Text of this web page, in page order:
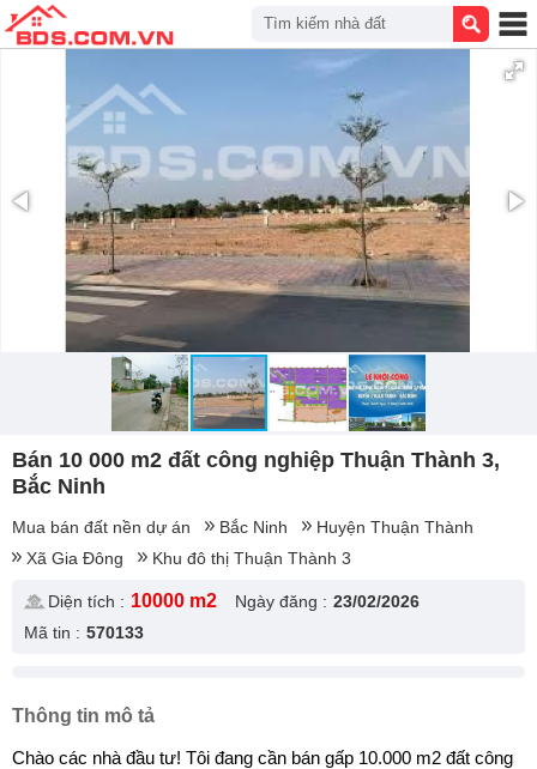
Bán 10 000 m2 đất công nghiệp Thuận Thành 3,
Bắc Ninh
Mua bán đất nền dự án Bắc Ninh
Huyện Thuận Thành
Xã Gia Đông
Khu đô thị Thuận Thành 3
Diện tích : 10000 m2 Ngày đăng : 23/02/2026
Mã tin : 570133
Thông tin mô tả
Chào các nhà đầu tư! Tôi đang cần bán gấp 10.000 m2 đất công
Tìm kiếm nhà đất